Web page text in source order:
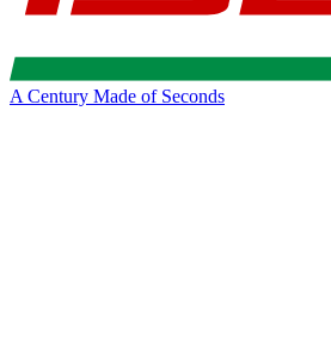
A Century Made of Seconds